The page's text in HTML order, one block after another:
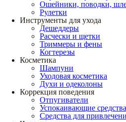
Ошейники, поводки,
Рулетки
Инструменты для ухода
Дешеддеры
Расчески и щетки
Триммеры и фены
Когтерезы
Косметика
Шампуни
Уходовая косметика
Духи и одеколоны
Коррекция поведения
Отпугиватели
Успокаивающие средства
Средства для